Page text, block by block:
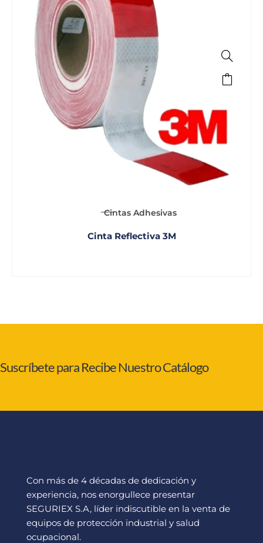
Cintas Adhesivas
Cinta Reflectiva 3M
Suscríbete para Recibe Nuestro Catálogo
Con más de 4 décadas de dedicación y
experiencia, nos enorgullece presentar
SEGURIEX S.A, líder indiscutible en la venta de
equipos de protección industrial y salud
ocupacional.